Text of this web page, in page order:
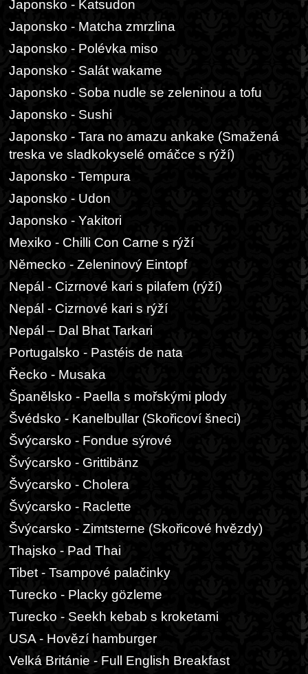
Japonsko - Katsudon
Japonsko - Matcha zmrzlina
Japonsko - Polévka miso
Japonsko - Salát wakame
Japonsko - Soba nudle se zeleninou a tofu
Japonsko - Sushi
Japonsko - Tara no amazu ankake (Smažená
treska ve sladkokyselé omáčce s rýží)
Japonsko - Tempura
Japonsko - Udon
Japonsko - Yakitori
Mexiko - Chilli Con Carne s rýží
Německo - Zeleninový Eintopf
Nepál - Cizrnové kari s pilafem (rýží)
Nepál - Cizrnové kari s rýží
Nepál – Dal Bhat Tarkari
Portugalsko - Pastéis de nata
Řecko - Musaka
Španělsko - Paella s mořskými plody
Švédsko - Kanelbullar (Skořicoví šneci)
Švýcarsko - Fondue sýrové
Švýcarsko - Grittibänz
Švýcarsko - Cholera
Švýcarsko - Raclette
Švýcarsko - Zimtsterne (Skořicové hvězdy)
Thajsko - Pad Thai
Tibet - Tsampové palačinky
Turecko - Placky gözleme
Turecko - Seekh kebab s kroketami
USA - Hovězí hamburger
Velká Británie - Full English Breakfast